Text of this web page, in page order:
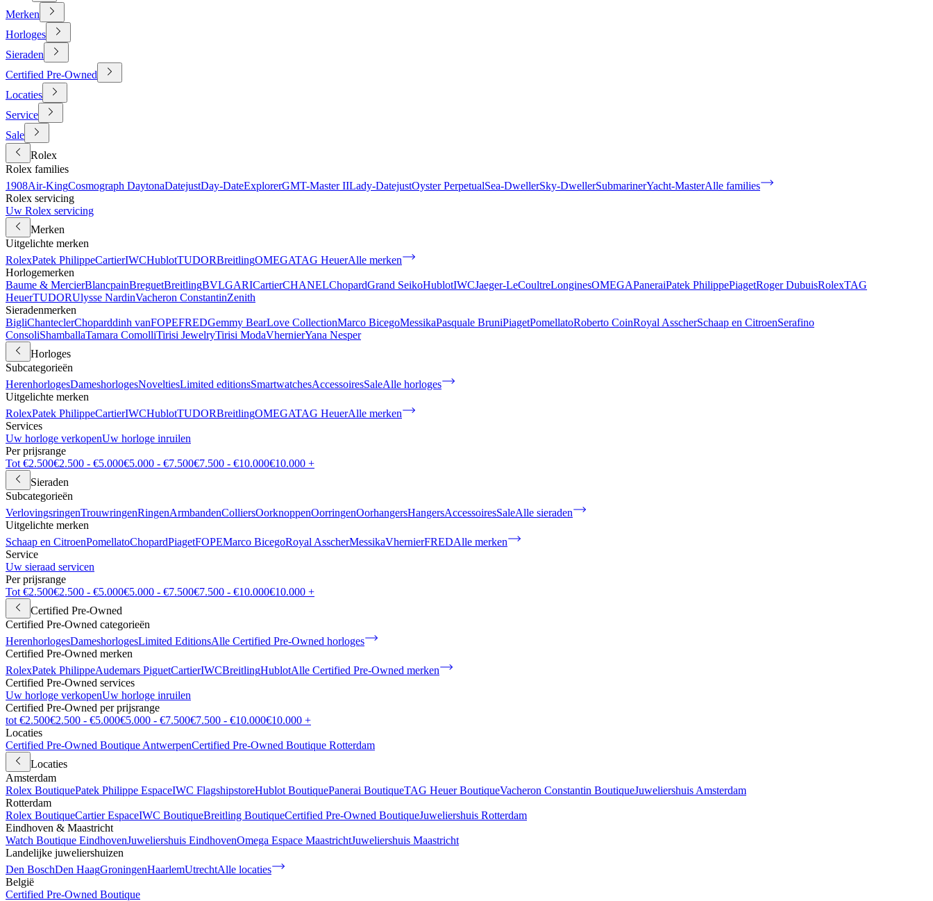
Merken
Horloges
Sieraden
Certified Pre-Owned
Locaties
Service
Sale
Rolex
Rolex families
1908Air-KingCosmograph DaytonaDatejustDay-DateExplorerGMT-Master IILady-DatejustOyster PerpetualSea-DwellerSky-DwellerSubmarinerYacht-MasterAlle families
Rolex servicing
Uw Rolex servicing
Merken
Uitgelichte merken
RolexPatek PhilippeCartierIWCHublotTUDORBreitlingOMEGATAG HeuerAlle merken
Horlogemerken
Baume & MercierBlancpainBreguetBreitlingBVLGARICartierCHANELChopardGrand SeikoHublotIWCJaeger-LeCoultreLonginesOMEGAPaneraiPatek PhilippePiagetRoger DubuisRolexTAG
HeuerTUDORUlysse NardinVacheron ConstantinZenith
Sieradenmerken
BigliChanteclerChoparddinh vanFOPEFREDGemmy BearLove CollectionMarco BicegoMessikaPasquale BruniPiagetPomellatoRoberto CoinRoyal AsscherSchaap en CitroenSerafino
ConsoliShamballaTamara ComolliTirisi JewelryTirisi ModaVhernierYana Nesper
Horloges
Subcategorieën
HerenhorlogesDameshorlogesNoveltiesLimited editionsSmartwatchesAccessoiresSaleAlle horloges
Uitgelichte merken
RolexPatek PhilippeCartierIWCHublotTUDORBreitlingOMEGATAG HeuerAlle merken
Services
Uw horloge verkopenUw horloge inruilen
Per prijsrange
Tot €2.500€2.500 - €5.000€5.000 - €7.500€7.500 - €10.000€10.000 +
Sieraden
Subcategorieën
VerlovingsringenTrouwringenRingenArmbandenColliersOorknoppenOorringenOorhangersHangersAccessoiresSaleAlle sieraden
Uitgelichte merken
Schaap en CitroenPomellatoChopardPiagetFOPEMarco BicegoRoyal AsscherMessikaVhernierFREDAlle merken
Service
Uw sieraad servicen
Per prijsrange
Tot €2.500€2.500 - €5.000€5.000 - €7.500€7.500 - €10.000€10.000 +
Certified Pre-Owned
Certified Pre-Owned categorieën
HerenhorlogesDameshorlogesLimited EditionsAlle Certified Pre-Owned horloges
Certified Pre-Owned merken
RolexPatek PhilippeAudemars PiguetCartierIWCBreitlingHublotAlle Certified Pre-Owned merken
Certified Pre-Owned services
Uw horloge verkopenUw horloge inruilen
Certified Pre-Owned per prijsrange
tot €2.500€2.500 - €5.000€5.000 - €7.500€7.500 - €10.000€10.000 +
Locaties
Certified Pre-Owned Boutique AntwerpenCertified Pre-Owned Boutique Rotterdam
Locaties
Amsterdam
Rolex BoutiquePatek Philippe EspaceIWC FlagshipstoreHublot BoutiquePanerai BoutiqueTAG Heuer BoutiqueVacheron Constantin BoutiqueJuweliershuis Amsterdam
Rotterdam
Rolex BoutiqueCartier EspaceIWC BoutiqueBreitling BoutiqueCertified Pre-Owned BoutiqueJuweliershuis Rotterdam
Eindhoven & Maastricht
Watch Boutique EindhovenJuweliershuis EindhovenOmega Espace MaastrichtJuweliershuis Maastricht
Landelijke juweliershuizen
Den BoschDen HaagGroningenHaarlemUtrechtAlle locaties
België
Certified Pre-Owned Boutique